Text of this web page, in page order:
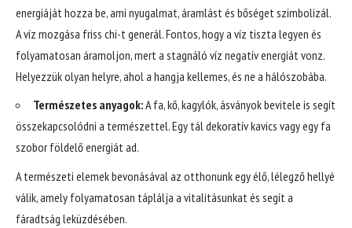
energiáját hozza be, ami nyugalmat, áramlást és bőséget szimbolizál.
A víz mozgása friss chi-t generál. Fontos, hogy a víz tiszta legyen és
folyamatosan áramoljon, mert a stagnáló víz negatív energiát vonz.
Helyezzük olyan helyre, ahol a hangja kellemes, és ne a hálószobába.
Természetes anyagok:A fa, kő, kagylók, ásványok bevitele is segít
összekapcsolódni a természettel. Egy tál dekoratív kavics vagy egy fa
szobor földelő energiát ad.
A természeti elemek bevonásával az otthonunk egy élő, lélegző hellyé
válik, amely folyamatosan táplálja a vitalitásunkat és segít a
fáradtság leküzdésében.